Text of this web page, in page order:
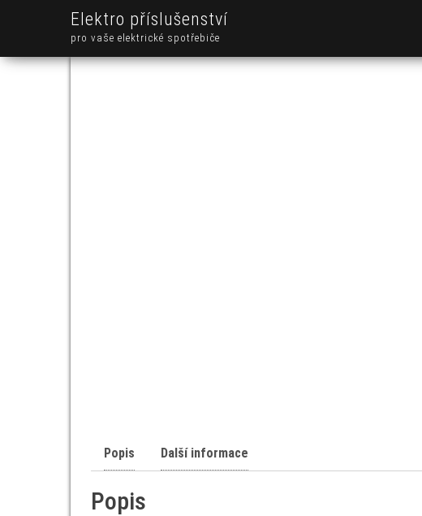
Elektro příslušenství
pro vaše elektrické spotřebiče
Popis Další informace
Popis